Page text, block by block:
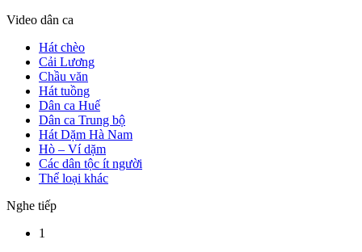
Video dân ca
Hát chèo
Cải Lương
Chầu văn
Hát tuồng
Dân ca Huế
Dân ca Trung bộ
Hát Dặm Hà Nam
Hò – Ví dặm
Các dân tộc ít người
Thể loại khác
Nghe tiếp
1